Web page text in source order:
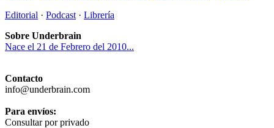
Editorial · Podcast · Librería
Sobre Underbrain
Nace el 21 de Febrero del 2010...
Contacto
info@underbrain.com
Para envíos:
Consultar por privado